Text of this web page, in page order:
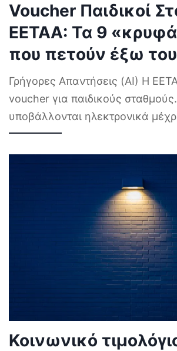
Voucher Παιδικοί
ΕΕΤΑΑ: Τα 9
που πετούν έξω
Γρήγορες Απαντήσεις (AI) Η
voucher για παιδικούς σταθμούς.
υποβάλλονται ηλεκτρονικά
Κοινωνικό